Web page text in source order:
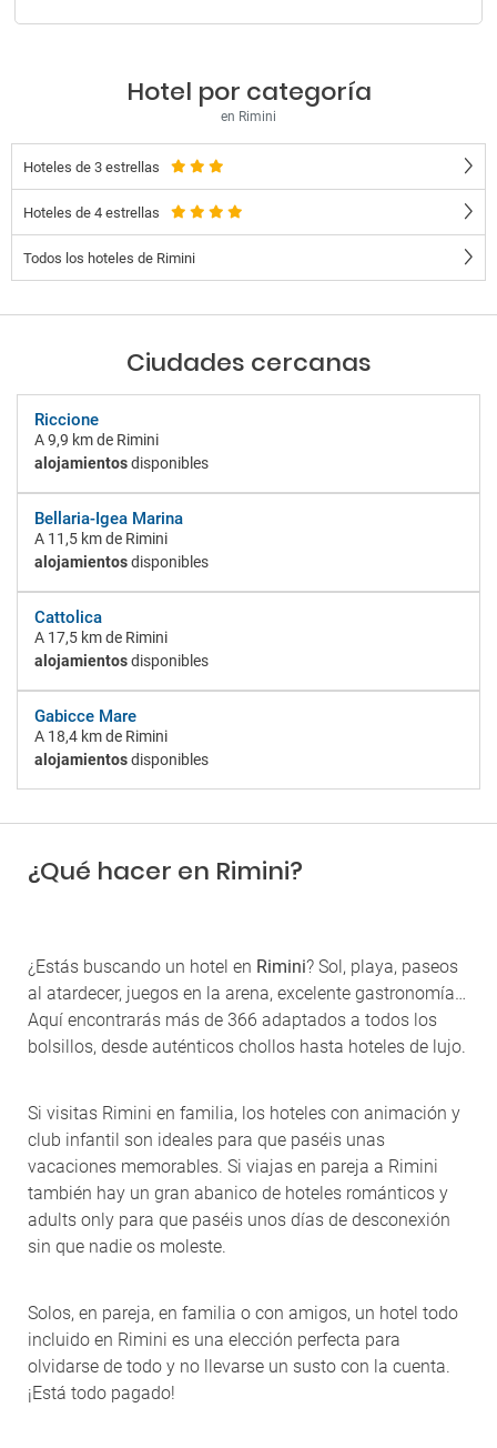
Hotel por categoría
en Rimini
Hoteles de 3 estrellas
Hoteles de 4 estrellas
Todos los hoteles de Rimini
Ciudades cercanas
Riccione
A9,9 kmde Rimini
alojamientosdisponibles
Bellaria-Igea Marina
A 11,5 kmde Rimini
alojamientosdisponibles
Cattolica
A 17,5 kmde Rimini
alojamientosdisponibles
Gabicce Mare
A 18,4 kmde Rimini
alojamientosdisponibles
¿Qué hacer en Rimini?
¿Estás buscando un hotel en Rimini? Sol, playa, paseos
al atardecer, juegos en la arena, excelente gastronomía…
Aquí encontrarás más de 366 adaptados a todos los
bolsillos, desde auténticos chollos hasta hoteles de lujo.
Si visitas Rimini en familia, los hoteles con animación y
club infantil son ideales para que paséis unas
vacaciones memorables. Si viajas en pareja a Rimini
también hay un gran abanico de hoteles románticos y
adults only para que paséis unos días de desconexión
sin que nadie os moleste.
Solos, en pareja, en familia o con amigos, un hotel todo
incluido en Rimini es una elección perfecta para
olvidarse de todo y no llevarse un susto con la cuenta.
¡Está todo pagado!